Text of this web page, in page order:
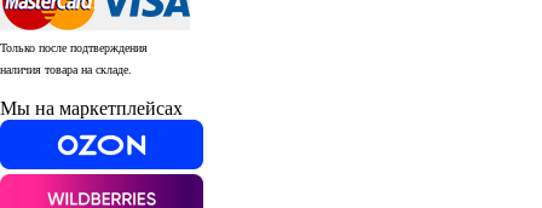
Только после подтверждения
наличия товара на складе.
Мы на маркетплейсах